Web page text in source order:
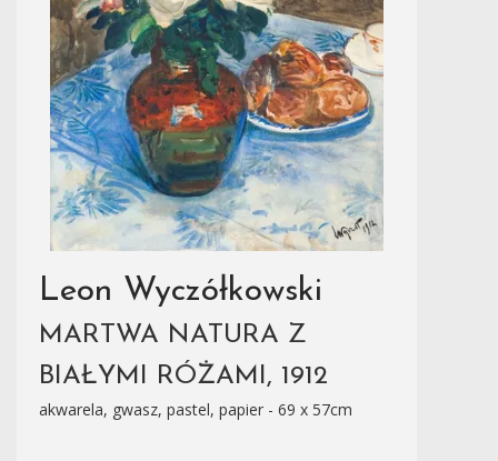
Leon Wyczółkowski
MARTWA NATURA Z
BIAŁYMI RÓŻAMI, 1912
akwarela, gwasz, pastel, papier - 69 x 57cm